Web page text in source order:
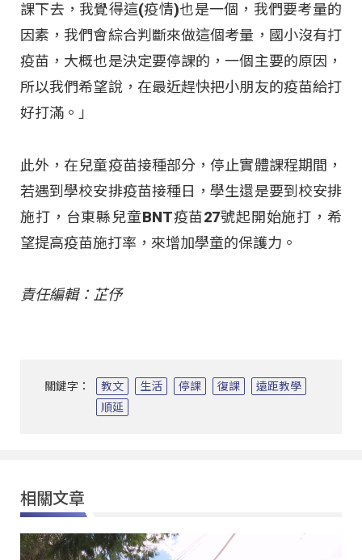
課下去，我覺得這(疫情)也是一個，我們要考量的
因素，我們會綜合判斷來做這個考量，國小沒有打
疫苗，大概也是決定要停課的，一個主要的原因，
所以我們希望說，在最近趕快把小朋友的疫苗給打
好打滿。」
此外，在兒童疫苗接種部分，停止實體課程期間，
若遇到學校安排疫苗接種日，學生還是要到校安排
施打，台東縣兒童BNT疫苗27號起開始施打，希
望提高疫苗施打率，來增加學童的保護力。
責任編輯：芷伃
關鍵字： 教文 生活 停課 復課
遠距教學
順延
相關文章